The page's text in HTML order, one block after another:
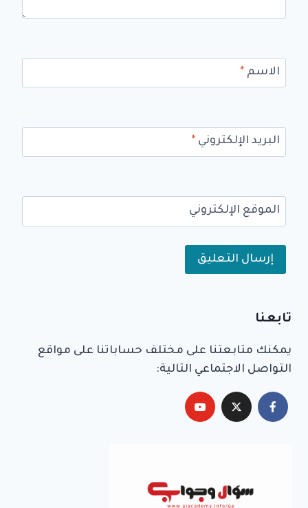
الاسم *
البريد الإلكتروني *
الموقع الإلكتروني
تابعنا
يمكنك متابعتنا على مختلف حساباتنا على مواقع
التواصل الاجتماعي التالية: